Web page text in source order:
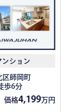
ンション
区師岡町
歩6分
価格4,199万円